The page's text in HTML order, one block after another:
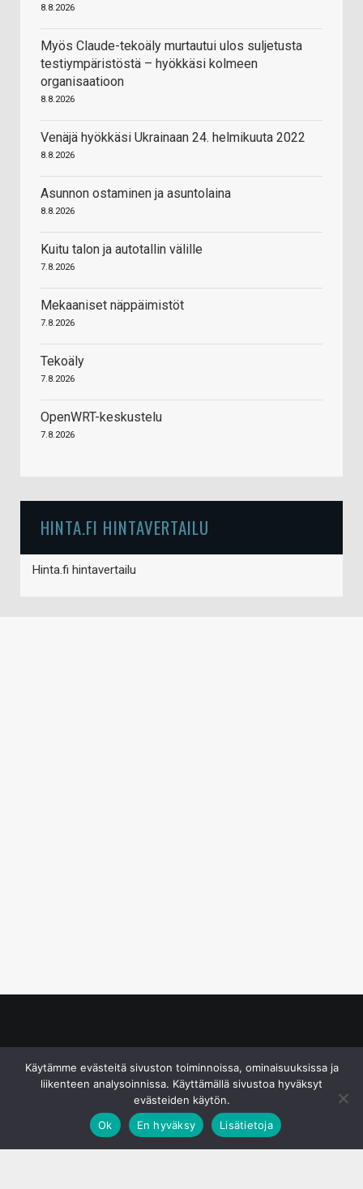
8.8.2026
Myös Claude-tekoäly murtautui ulos suljetusta
testiympäristöstä – hyökkäsi kolmeen
organisaatioon
8.8.2026
Venäjä hyökkäsi Ukrainaan 24. helmikuuta 2022
8.8.2026
Asunnon ostaminen ja asuntolaina
8.8.2026
Kuitu talon ja autotallin välille
7.8.2026
Mekaaniset näppäimistöt
7.8.2026
Tekoäly
7.8.2026
OpenWRT-keskustelu
7.8.2026
HINTA.FI HINTAVERTAILU
Hinta.fi hintavertailu
Käytämme evästeitä sivuston toiminnoissa, ominaisuuksissa ja
liikenteen analysoinnissa. Käyttämällä sivustoa hyväksyt
evästeiden käytön.
Ok
En hyväksy Lisätietoja